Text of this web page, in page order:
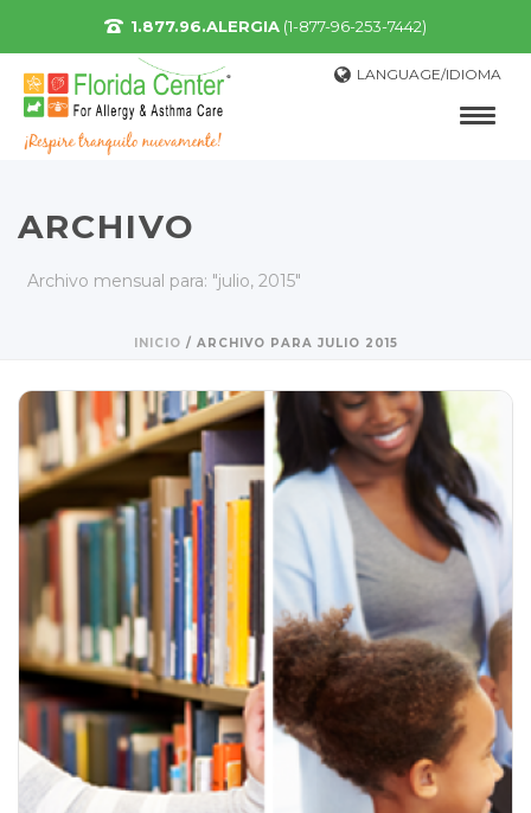
1.877.96.ALERGIA (1-877-96-253-7442)
LANGUAGE/IDIOMA
ARCHIVO
Archivo mensual para: "julio, 2015"
INICIO / ARCHIVO PARA JULIO 2015